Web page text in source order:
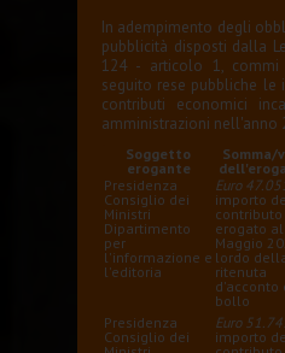
In adempimento degli
pubblicità disposti dalla
124 - articolo 1, commi
seguito rese pubbliche le
contributi economici
amministrazioni nell'anno
Soggetto
erogante
Somma/
Presidenza
Consiglio dei
Ministri
Dipartimento
per
l'informazione e
l'editoria
Euro
importo
contributo
erogato
Maggio
lordo
ritenuta
d'acconto
bollo
Presidenza
Consiglio dei
Euro
importo